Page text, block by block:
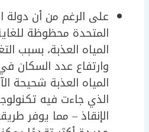
على الرغم من أن دولة
المتحدة محظوظة
المياه العذبة، بسبب
وارتفاع عدد السكان
المياه العذبة شحيحة
الذي جاءت فيه
الإنقاذ – مما يوفر